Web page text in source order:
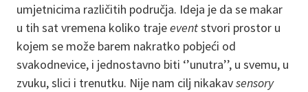
umjetnicima različitih područja. Ideja je da se makar
u tih sat vremena koliko trajeeventstvori prostor u
kojem se može barem nakratko pobjeći od
svakodnevice, i jednostavno biti ‘’unutra’’, u svemu, u
zvuku, slici i trenutku. Nije nam cilj nikakavsensory